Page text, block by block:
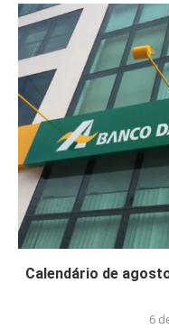
Calendário de
6